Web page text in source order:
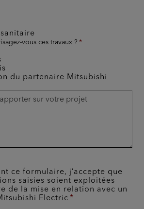
vous ces travaux ?
du partenaire Mitsubishi
ce formulaire, j’accepte que
saisies soient exploitées
de la mise en relation avec un
Electric